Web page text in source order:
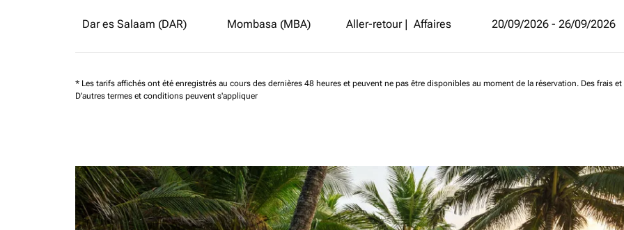
Dar es Salaam (DAR) Mombasa (MBA) Aller-retour | Affaires 20/09/2026 - 26/09/2026
* Les tarifs affichés ont été enregistrés au cours des dernières 48 heures et peuvent ne pas être disponibles au moment de la réservation. Des frais
D'autres termes et conditions peuvent s'appliquer